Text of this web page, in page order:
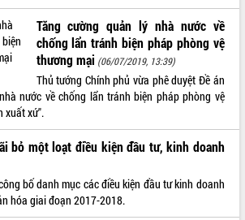
Tăng cường quản lý nhà nước về
chống lẩn tránh biện pháp phòng vệ
thương mại (06/07/2019, 13:39)
Thủ tướng Chính phủ vừa phê duyệt Đề án
nước về chống lẩn tránh biện pháp phòng vệ
xuất xứ".
bỏ một loạt điều kiện đầu tư, kinh doanh
bố danh mục các điều kiện đầu tư kinh doanh
hóa giai đoạn 2017-2018.